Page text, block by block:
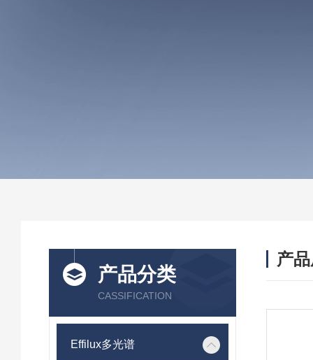
产品分类
CASSIFICATION
Effilux多光谱
产